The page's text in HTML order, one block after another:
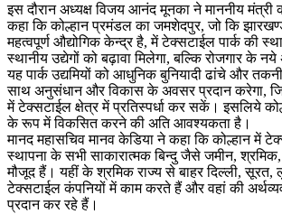
इस दौरान अध्यक्ष विजय आनंद मूनका ने माननीय मंत्री
कहा कि कोल्हान प्रमंडल का जमशेदपुर, जो कि
महत्वपूर्ण औद्योगिक केन्द्र है, में टेक्सटाईल पार्क की
स्थानीय उद्येगों को बढ़ावा मिलेगा, बल्कि रोजगार के
यह पार्क उद्यमियों को आधुनिक बुनियादी ढांचे और
साथ अनुसंधान और विकास के अवसर प्रदान करेगा,
में टेक्सटाईल क्षेत्र में प्रतिस्पर्धा कर सकें। इसलिये
के रूप में विकसित करने की अति आवश्यकता है।
मानद महासचिव मानव केडिया ने कहा कि कोल्हान में
स्थापना के सभी साकारात्मक बिन्दु जैसे जमीन,
मौजूद हैं। यहीं के श्रमिक राज्य से बाहर दिल्ली,
टेक्सटाईल कंपनियों में काम करते हैं और वहां की
प्रदान कर रहे हैं।